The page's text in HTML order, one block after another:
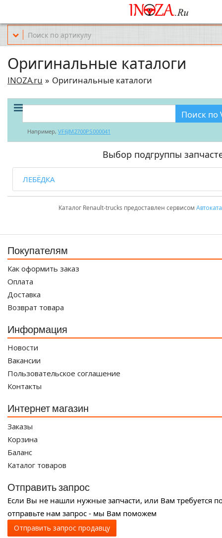
Офис обслуживания г.Краснодар (KRD) Куликова Поля 2 (магазин
Оригинальные каталоги
INOZA.ru Оригинальные каталоги
Поиск по
Например, VF6JM2700PS000041
Выбор подгруппы
ЛЕБЁДКА
Каталог Renault-trucks предоставлен сервисом
Покупателям
Как оформить заказ
Оплата
Доставка
Возврат товара
Информация
Новости
Вакансии
Пользовательское соглашение
Контакты
Интернет магазин
Заказы
Корзина
Баланс
Каталог товаров
Отправить запрос
Если Вы не нашли нужные запчасти, или Вам требуется
отправьте нам запрос - мы Вам поможем
Отправить запрос продавцу